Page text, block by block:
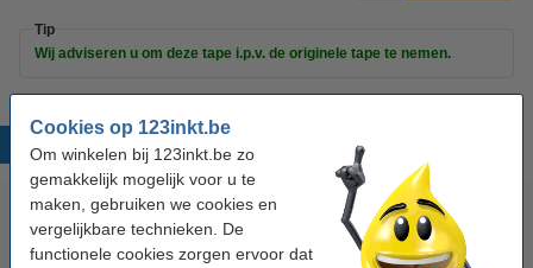
Cookies op 123inkt.be
Om winkelen bij 123inkt.be zo
gemakkelijk mogelijk voor u te
maken, gebruiken we cookies en
vergelijkbare technieken. De
functionele cookies zorgen ervoor dat
Tip
Wij adviseren u om deze tape i.p.v. de originele tape te nemen.
Populaire producten